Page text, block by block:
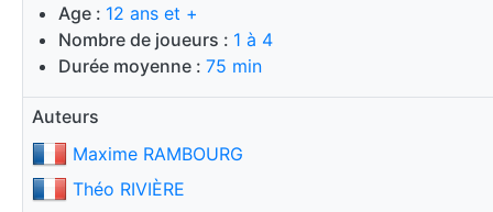
Age : 12 ans et +
Nombre de joueurs : 1 à 4
Durée moyenne : 75 min
Auteurs
Maxime RAMBOURG
Théo RIVIÈRE